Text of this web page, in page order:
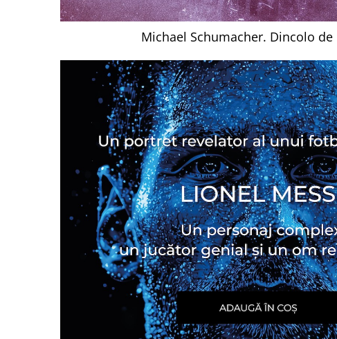
Michael Schumacher. Dincolo